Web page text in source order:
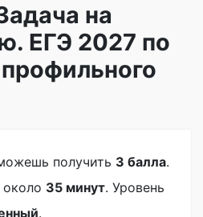
на
ЕГЭ 2027 по
получить 3 балла.
35 минут. Уровень
.